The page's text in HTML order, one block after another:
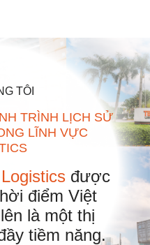
TÔI
TRÌNH LỊCH SỬ
LĨNH VỰC
được
điểm Việt
là một thị
tiềm năng.